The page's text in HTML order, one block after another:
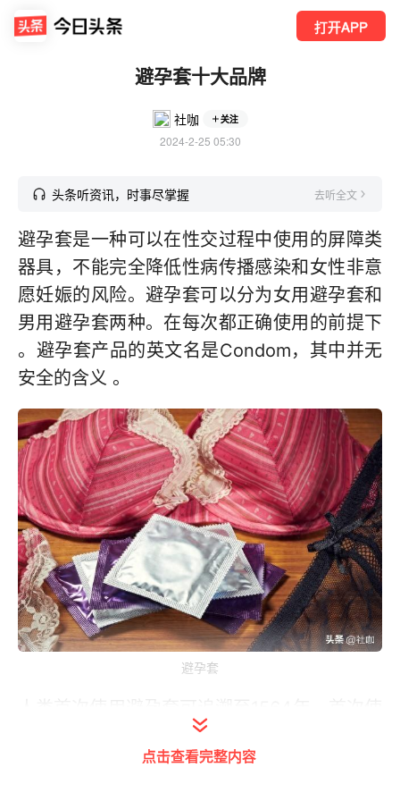
打开APP
避孕套十大品牌
社咖 关注
2024-2-25 05:30
头条听资讯，时事尽掌握 去听全文
避孕套是一种可以在性交过程中使用的屏障类
器具，不能完全降低性病传播感染和女性非意
愿妊娠的风险。避孕套可以分为女用避孕套和
男用避孕套两种。在每次都正确使用的前提下
。避孕套产品的英文名是Condom，其中并无
安全的含义 。
避孕套
用橡胶避孕套是在1855年，而乳胶避孕套的首
次使用大约在1920年。发达国家使用避孕套的
点击查看完整内容